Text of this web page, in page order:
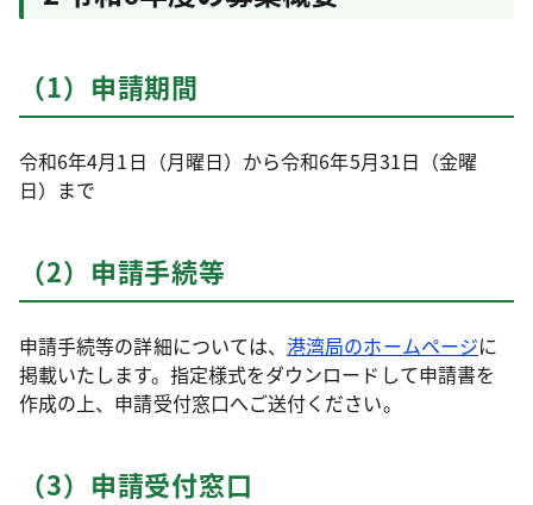
（1）申請期間
令和6年4月1日（月曜日）から令和6年5月31日（金曜
日）まで
（2）申請手続等
申請手続等の詳細については、港湾局のホームページに
掲載いたします。指定様式をダウンロードして申請書を
作成の上、申請受付窓口へご送付ください。
（3）申請受付窓口